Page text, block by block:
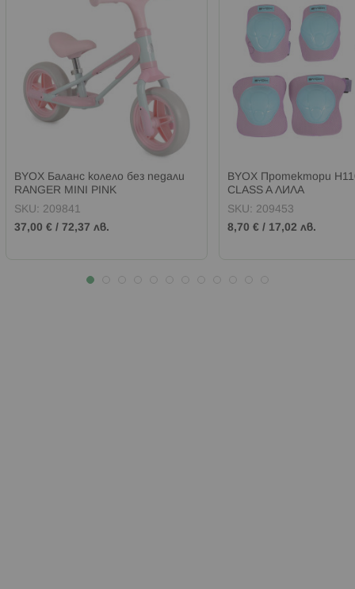
BYOX Баланс колело без педали
RANGER MINI PINK
SKU: 209841
37,00 € / 72,37 лв.
BYOX Протектори
CLASS A ЛИЛА
SKU: 209453
8,70 € / 17,02 лв.